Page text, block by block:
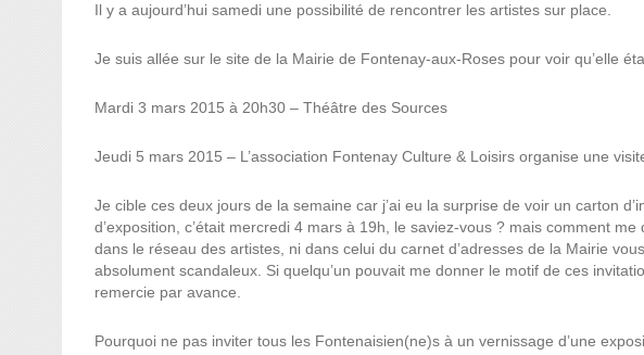
Il y a aujourd’hui samedi une possibilité de rencontrer les artistes sur place.
Je suis allée sur le site de la Mairie de Fontenay-aux-Roses pour voir qu’elle
Mardi 3 mars 2015 à 20h30 – Théâtre des Sources
Jeudi 5 mars 2015 – L’association Fontenay Culture & Loisirs organise une
Je cible ces deux jours de la semaine car j’ai eu la surprise de voir un carton
d’exposition, c’était mercredi 4 mars à 19h, le saviez-vous ? mais comment me
dans le réseau des artistes, ni dans celui du carnet d’adresses de la Mairie
absolument scandaleux. Si quelqu’un pouvait me donner le motif de ces
remercie par avance.
Pourquoi ne pas inviter tous les Fontenaisien(ne)s à un vernissage d’une